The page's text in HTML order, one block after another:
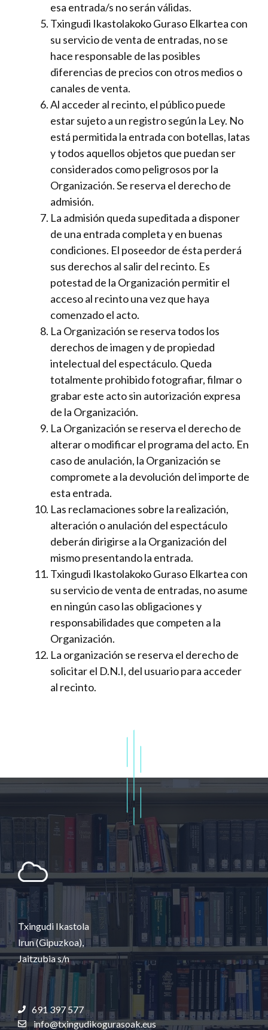
esa entrada/s no serán válidas.
Txingudi Ikastolakoko Guraso Elkartea con
su servicio de venta de entradas, no se
hace responsable de las posibles
diferencias de precios con otros medios o
canales de venta.
Al acceder al recinto, el público puede
estar sujeto a un registro según la Ley. No
está permitida la entrada con botellas, latas
y todos aquellos objetos que puedan ser
considerados como peligrosos por la
Organización. Se reserva el derecho de
admisión.
La admisión queda supeditada a disponer
de una entrada completa y en buenas
condiciones. El poseedor de ésta perderá
sus derechos al salir del recinto. Es
potestad de la Organización permitir el
acceso al recinto una vez que haya
comenzado el acto.
La Organización se reserva todos los
derechos de imagen y de propiedad
intelectual del espectáculo. Queda
totalmente prohibido fotografiar, filmar o
grabar este acto sin autorización expresa
de la Organización.
La Organización se reserva el derecho de
alterar o modificar el programa del acto. En
caso de anulación, la Organización se
compromete a la devolución del importe de
esta entrada.
Las reclamaciones sobre la realización,
alteración o anulación del espectáculo
deberán dirigirse a la Organización del
mismo presentando la entrada.
Txingudi Ikastolakoko Guraso Elkartea con
su servicio de venta de entradas, no asume
en ningún caso las obligaciones y
responsabilidades que competen a la
Organización.
La organización se reserva el derecho de
solicitar el D.N.I, del usuario para acceder
al recinto.
Txingudi Ikastola
Irun (Gipuzkoa),
Jaitzubia s/n
691 397 577
info@txingudikogurasoak.eus